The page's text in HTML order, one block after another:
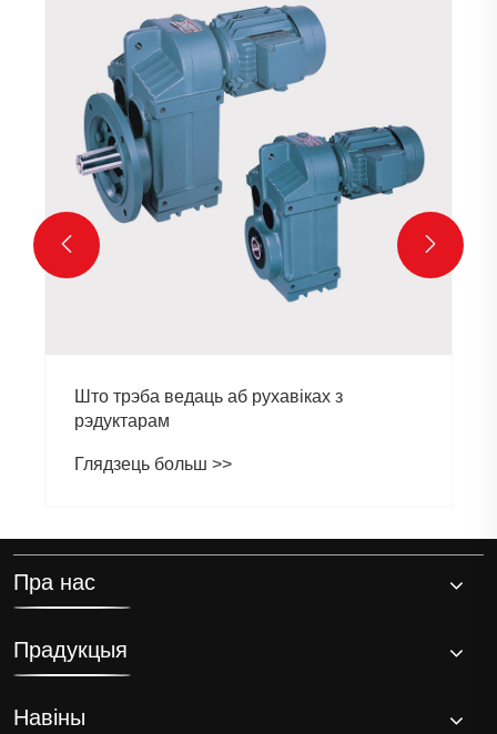
Што трэба ведаць аб рухавіках з
рэдуктарам
Глядзець больш >>
 
Пра нас
Прадукцыя
Навіны